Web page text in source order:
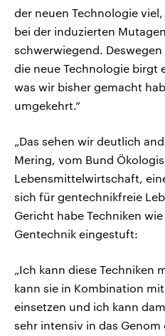
der neuen Technologie
bei der induzierten
schwerwiegend.
die neue Technologie birgt
was wir bisher gemacht
umgekehrt.“
„Das sehen wir deutlich
Mering, vom Bund
Lebensmittelwirtschaft,
sich für gentechnikfreie
Gericht habe Techniken wie
Gentechnik eingestuft:
„Ich kann diese Techniken
kann sie in Kombination
einsetzen und ich kann
sehr intensiv in das